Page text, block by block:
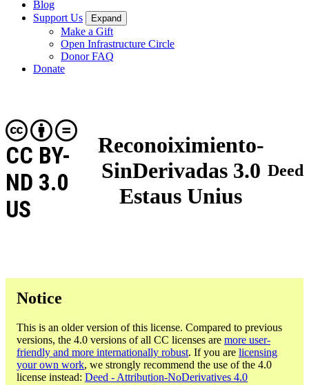
Blog
Support Us
Expand
Make a Gift
Open Infrastructure Circle
Donor FAQ
Donate
Reconoiximiento-
SinDerivadas 3.0
Estaus Unius
CC BY-
ND 3.0
US
Deed
Notice
This is an older version of this license. Compared to previous
versions, the 4.0 versions of all CC licenses are more user-
friendly and more internationally robust. If you are licensing
your own work, we strongly recommend the use of the 4.0
license instead: Deed - Attribution-NoDerivatives 4.0